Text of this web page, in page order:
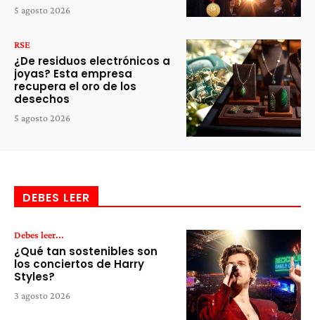
5 agosto 2026
RSE
¿De residuos electrónicos a
joyas? Esta empresa
recupera el oro de los
desechos
5 agosto 2026
DEBES LEER
Debes leer...
¿Qué tan sostenibles son
los conciertos de Harry
Styles?
3 agosto 2026